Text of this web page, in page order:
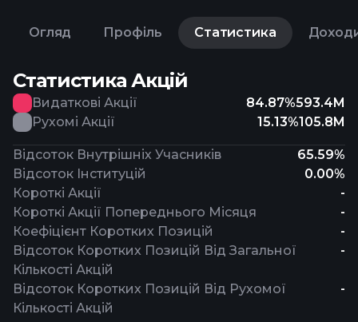
Огляд Профіль Статистика
Статистика Акцій
Видаткові Акції 84.87%593.4M
Рухомі Акції
15.13%105.8M
Відсоток Внутрішніх Учасників
65.59%
Відсоток Інституцій
0.00%
Короткі Акції
-
Короткі Акції Попереднього Місяця
-
Коефіцієнт Коротких Позицій
-
Відсоток Коротких Позицій Від Загальної
Кількості Акцій
-
Відсоток Коротких Позицій Від Рухомої
Кількості Акцій
-